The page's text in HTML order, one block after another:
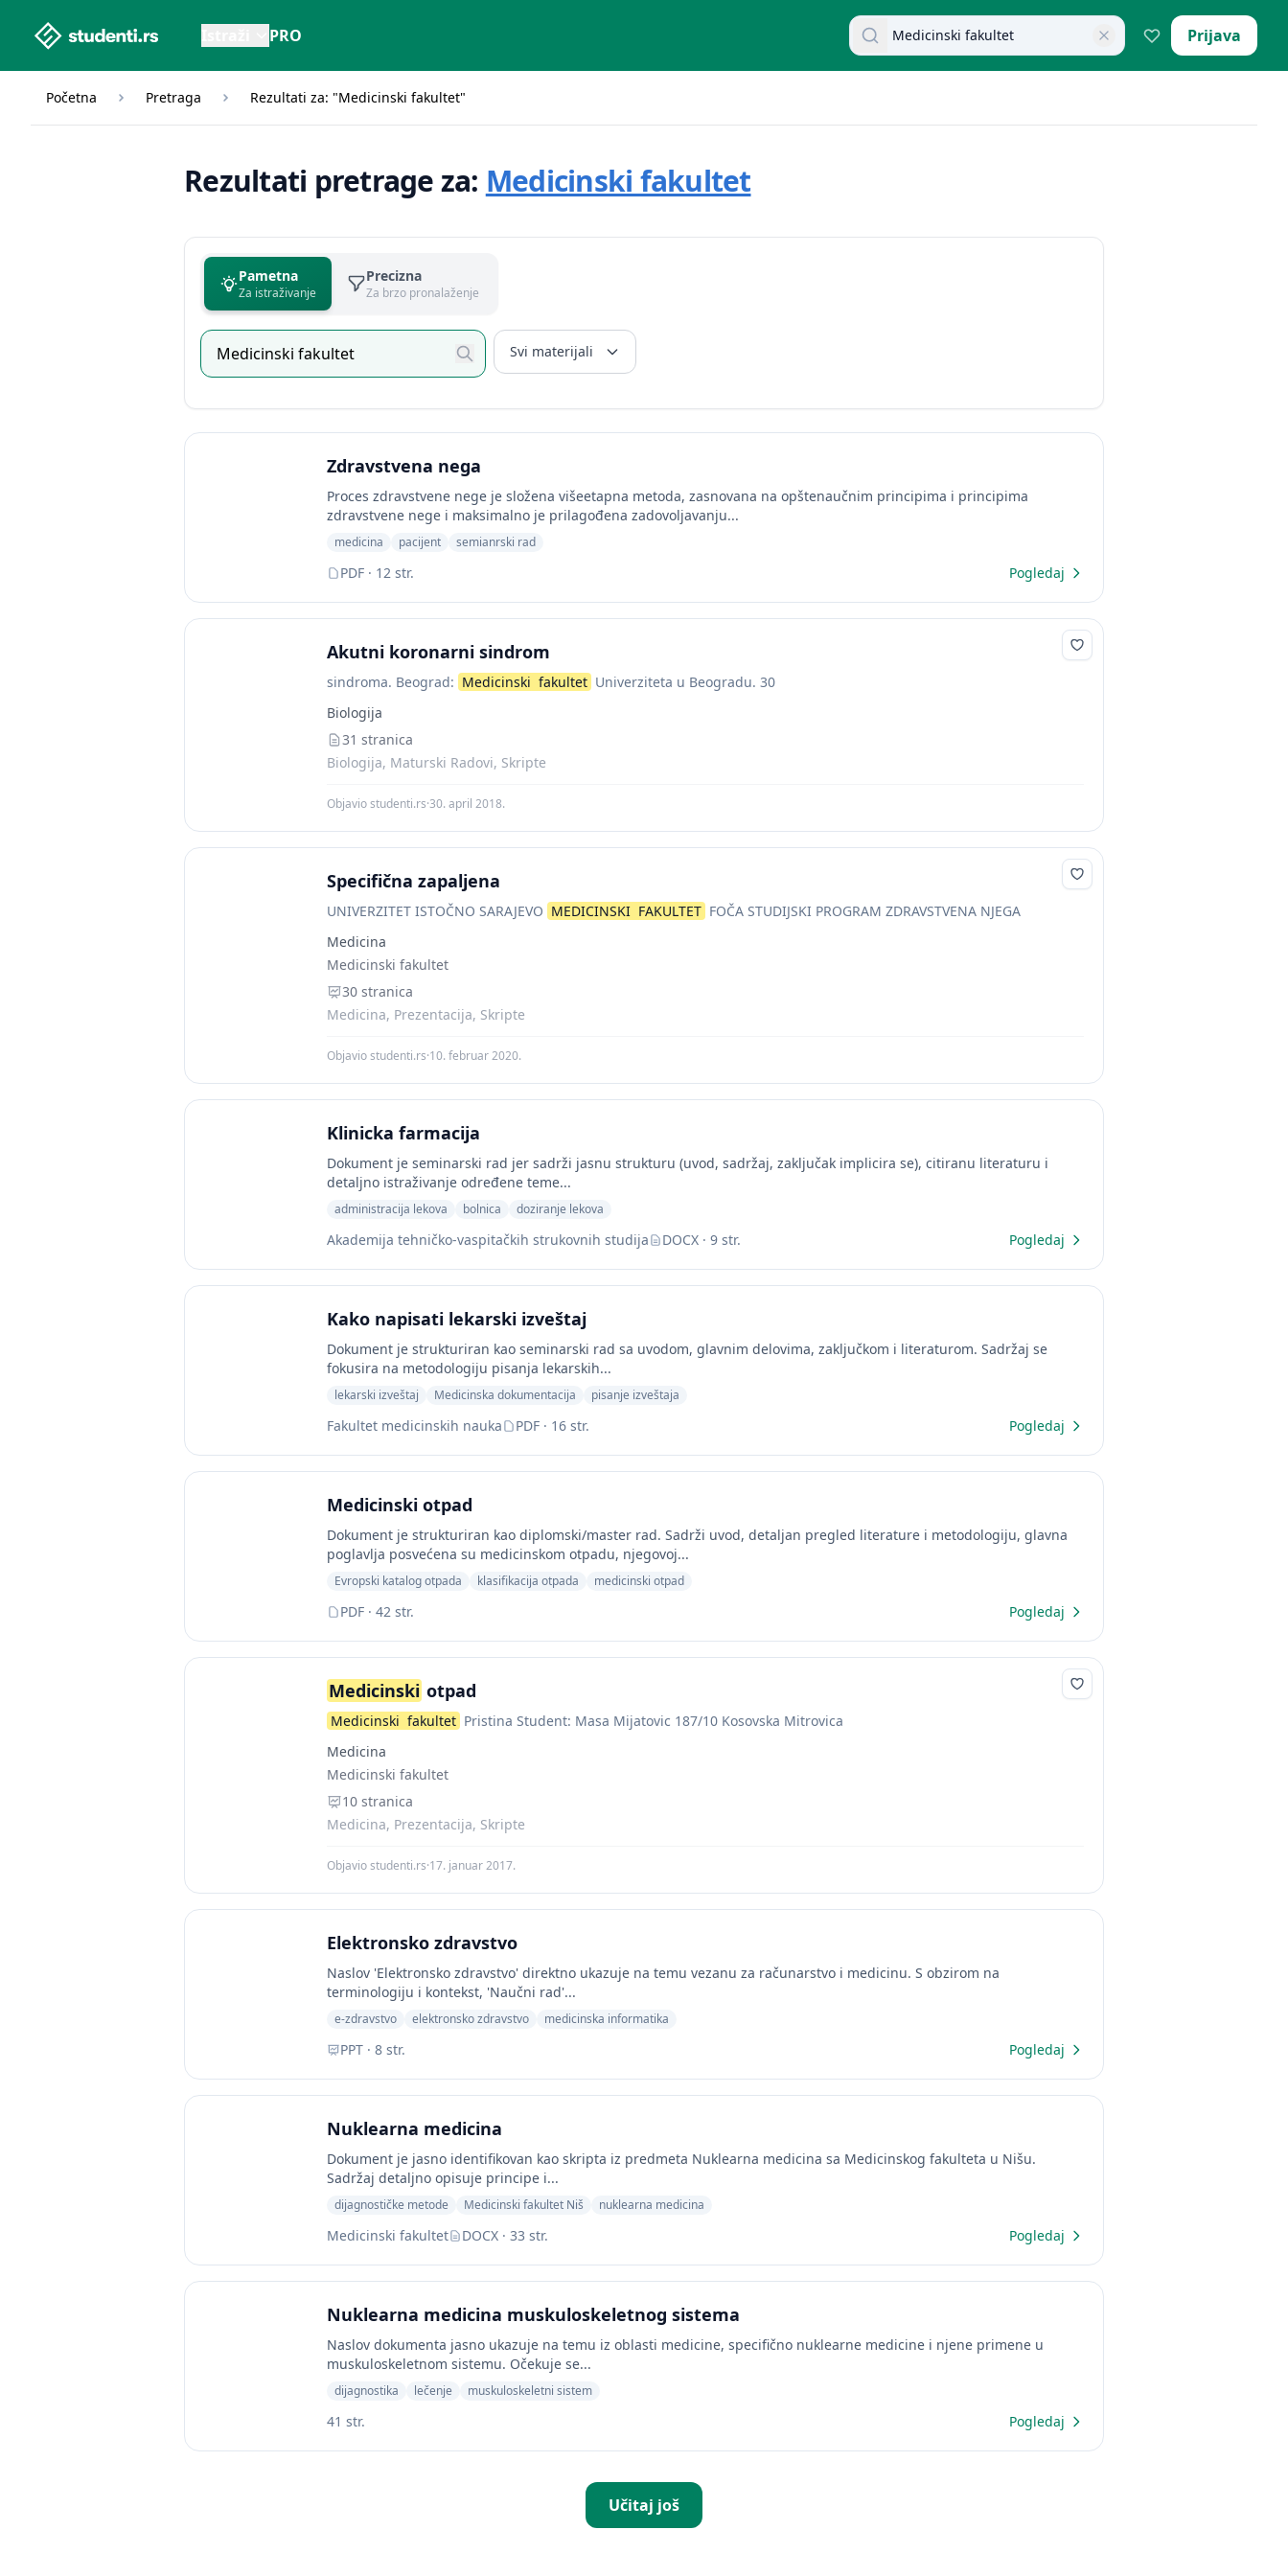
studenti.rs home page PRO Pretraži dokumente Prijava
Početna Pretraga Rezultati za: "Medicinski fakultet"
Rezultati pretrage za: Medicinski fakultet
Pametna
Za istraživanje
Precizna
Za brzo pronalaženje
Svi materijali
Zdravstvena nega
Proces zdravstvene nege je složena višeetapna metoda, zasnovana na opštenaučnim principima i principima
zdravstvene nege i maksimalno je prilagođena zadovoljavanju...
medicina pacijent semianrski rad
PDF · 12 str. Pogledaj
Akutni koronarni sindrom
sindroma. Beograd: Medicinski fakultet Univerziteta u Beogradu. 30
Biologija
31 stranica
Biologija, Maturski Radovi, Skripte
Objavio studenti.rs·30. april 2018.
Specifična zapaljena
UNIVERZITET ISTOČNO SARAJEVO MEDICINSKI FAKULTET FOČA STUDIJSKI PROGRAM ZDRAVSTVENA NJEGA
Medicina
Medicinski fakultet
30 stranica
Medicina, Prezentacija, Skripte
Objavio studenti.rs·10. februar 2020.
Klinicka farmacija
Dokument je seminarski rad jer sadrži jasnu strukturu (uvod, sadržaj, zaključak implicira se), citiranu literaturu i
detaljno istraživanje određene teme...
administracija lekova bolnica doziranje lekova
Akademija tehničko-vaspitačkih strukovnih studija DOCX · 9 str. Pogledaj
Kako napisati lekarski izveštaj
Dokument je strukturiran kao seminarski rad sa uvodom, glavnim delovima, zaključkom i literaturom. Sadržaj se
fokusira na metodologiju pisanja lekarskih...
lekarski izveštaj Medicinska dokumentacija pisanje izveštaja
Fakultet medicinskih nauka PDF · 16 str. Pogledaj
Medicinski otpad
Dokument je strukturiran kao diplomski/master rad. Sadrži uvod, detaljan pregled literature i metodologiju, glavna
poglavlja posvećena su medicinskom otpadu, njegovoj...
Evropski katalog otpada klasifikacija otpada medicinski otpad
PDF · 42 str. Pogledaj
Medicinski otpad
Medicinski fakultet Pristina Student: Masa Mijatovic 187/10 Kosovska Mitrovica
Medicina
Medicinski fakultet
10 stranica
Medicina, Prezentacija, Skripte
Objavio studenti.rs·17. januar 2017.
Elektronsko zdravstvo
Naslov 'Elektronsko zdravstvo' direktno ukazuje na temu vezanu za računarstvo i medicinu. S obzirom na
terminologiju i kontekst, 'Naučni rad'...
e-zdravstvo elektronsko zdravstvo medicinska informatika
PPT · 8 str. Pogledaj
Nuklearna medicina
Dokument je jasno identifikovan kao skripta iz predmeta Nuklearna medicina sa Medicinskog fakulteta u Nišu.
Sadržaj detaljno opisuje principe i...
dijagnostičke metode Medicinski fakultet Niš nuklearna medicina
Medicinski fakultet DOCX · 33 str. Pogledaj
Nuklearna medicina muskuloskeletnog sistema
Naslov dokumenta jasno ukazuje na temu iz oblasti medicine, specifično nuklearne medicine i njene primene u
muskuloskeletnom sistemu. Očekuje se...
dijagnostika lečenje muskuloskeletni sistem
41 str. Pogledaj
Učitaj još